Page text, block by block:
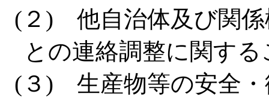
(２) 他自治体及び関係
との連絡調整に関する
(３) 生産物等の安全・